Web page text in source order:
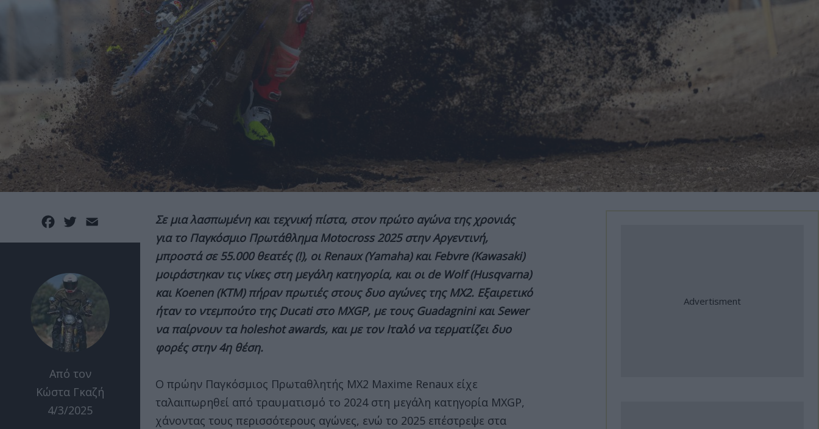
Facebook
Twitter
Από τον
Κώστα Γκαζή
4/3/2025
Σε μια λασπωμένη και τεχνική πίστα, στον πρώτο αγώνα της χρονιάς
για το Παγκόσμιο Πρωτάθλημα Motocross 2025 στην Αργεντινή,
μπροστά σε 55.000 θεατές (!), οι Renaux (Yamaha) και Febvre (Kawasaki)
μοιράστηκαν τις νίκες στη μεγάλη κατηγορία, και οι de Wolf (Husqvarna)
και Koenen (KTM) πήραν πρωτιές στους δυο αγώνες της ΜΧ2. Εξαιρετικό
ήταν το ντεμπούτο της Ducati στο MXGP, με τους Guadagnini και Sewer
να παίρνουν τα holeshot awards, και με τον Ιταλό να τερματίζει δυο
φορές στην 4η θέση.
Ο πρώην Παγκόσμιος Πρωταθλητής MX2 Maxime Renaux είχε
ταλαιπωρηθεί από τραυματισμό το 2024 στη μεγάλη κατηγορία MXGP,
χάνοντας τους περισσότερους αγώνες, ενώ το 2025 επέστρεψε στα